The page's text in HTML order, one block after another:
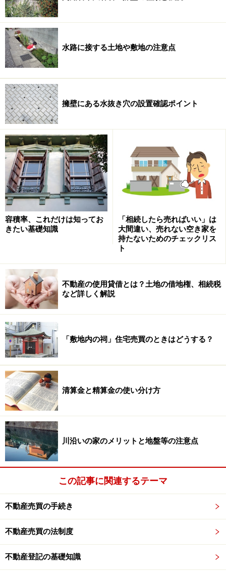
水路に接する土地や敷地の注意点
擁壁にある水抜き穴の設置確認ポイント
容積率、これだけは知ってお
きたい基礎知識
「相続したら売ればいい」は
大間違い、売れない空き家を
持たないためのチェックリス
ト
不動産の使用貸借とは？土地の借地権、相続税
など詳しく解説
「敷地内の祠」住宅売買のときはどうする？
清算金と精算金の使い分け方
川沿いの家のメリットと地盤等の注意点
この記事に関連するテーマ
不動産売買の手続き
不動産売買の法制度
不動産登記の基礎知識